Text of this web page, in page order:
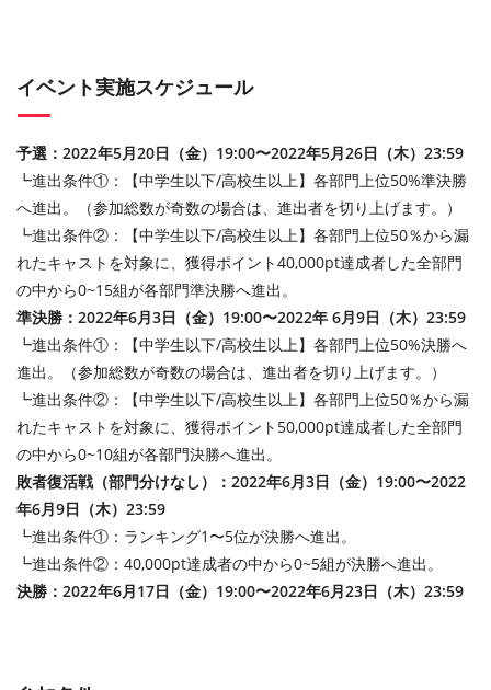
イベント実施スケジュール
予選：2022年5月20日（金）19:00〜2022年5月26日（木）23:59
┗進出条件①：【中学生以下/高校生以上】各部門上位50%準決勝
へ進出。（参加総数が奇数の場合は、進出者を切り上げます。）
┗進出条件②：【中学生以下/高校生以上】各部門上位50％から漏
れたキャストを対象に、獲得ポイント40,000pt達成者した全部門
の中から0~15組が各部門準決勝へ進出。
準決勝：2022年6月3日（金）19:00〜2022年 6月9日（木）23:59
┗進出条件①：【中学生以下/高校生以上】各部門上位50%決勝へ
進出。（参加総数が奇数の場合は、進出者を切り上げます。）
┗進出条件②：【中学生以下/高校生以上】各部門上位50％から漏
れたキャストを対象に、獲得ポイント50,000pt達成者した全部門
の中から0~10組が各部門決勝へ進出。
敗者復活戦（部門分けなし）：2022年6月3日（金）19:00〜2022
年6月9日（木）23:59
┗進出条件①：ランキング1〜5位が決勝へ進出。
┗進出条件②：40,000pt達成者の中から0~5組が決勝へ進出。
決勝：2022年6月17日（金）19:00〜2022年6月23日（木）23:59